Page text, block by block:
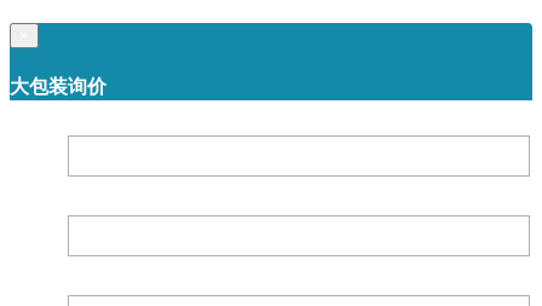
大包装询价